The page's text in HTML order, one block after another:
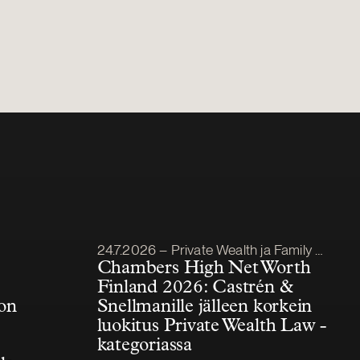
Julkaistu
24.7.2026 – Private Wealth ja Family Office
Chambers High Net Worth
Finland 2026: Castrén &
Snellmanille jälleen korkein
luokitus Private Wealth Law -
kategoriassa